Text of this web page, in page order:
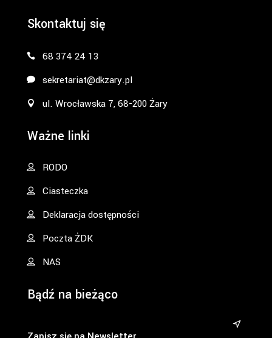
Skontaktuj się
68 374 24 13
sekretariat@dkzary.pl
ul. Wrocławska 7, 68-200 Żary
Ważne linki
RODO
Ciasteczka
Deklaracja dostępności
Poczta ŻDK
NAS
Bądź na bieżąco
&